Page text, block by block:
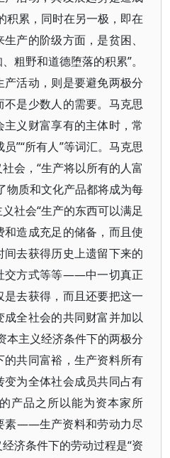
积累，同时在另一极，即在
产的阶级方面，是贫困、
粗野和道德堕落的积累”。
活动，则是要避免两极分
是少数人的需要。马克思
义财富享有的主体时，常
”“所有人”等词汇。马克思
会，“生产将以所有的人富
物质和文化产品都将成为每
社会“生产的东西可以满足
造成充足的储备，而且使
去获得历史上遗留下来的
方式等等——中一切真正
去获得，而且还要把这一
全社会的共同财富并加以
本主义经济条件下的两极分
共同富裕，生产资料所有
为全体社会成员共同占有
产品之所以能为资本家所
素——生产资料和劳动力尽
济条件下的劳动过程是“资